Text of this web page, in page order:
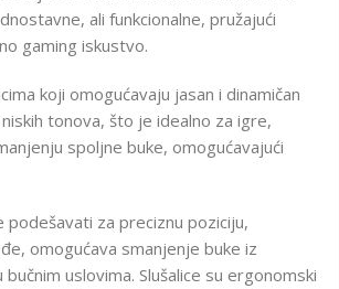
ali funkcionalne, pružajući
gaming iskustvo.
koji omogućavaju jasan i dinamičan
tonova, što je idealno za igre,
spoljne buke, omogućavajući
podešavati za preciznu poziciju,
omogućava smanjenje buke iz
uslovima. Slušalice su ergonomski